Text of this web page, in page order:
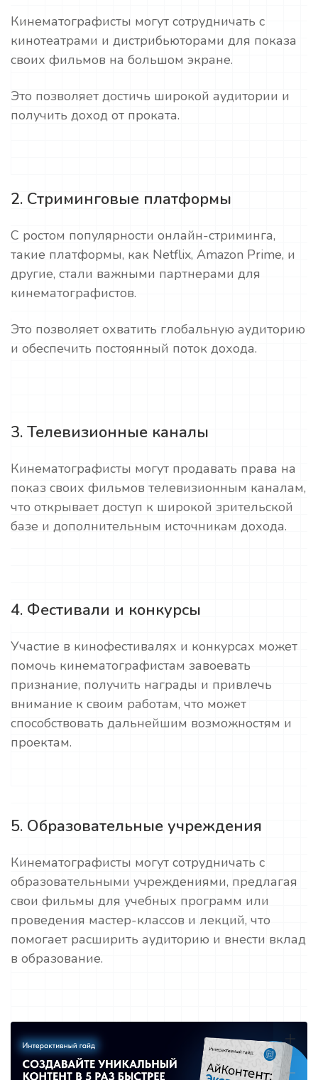
Кинематографисты могут сотрудничать с
кинотеатрами и дистрибьюторами для показа
своих фильмов на большом экране.
Это позволяет достичь широкой аудитории и
получить доход от проката.
2. Стриминговые платформы
С ростом популярности онлайн-стриминга,
такие платформы, как Netflix, Amazon Prime, и
другие, стали важными партнерами для
кинематографистов.
Это позволяет охватить глобальную аудиторию
и обеспечить постоянный поток дохода.
3. Телевизионные каналы
Кинематографисты могут продавать права на
показ своих фильмов телевизионным каналам,
что открывает доступ к широкой зрительской
базе и дополнительным источникам дохода.
4. Фестивали и конкурсы
Участие в кинофестивалях и конкурсах может
помочь кинематографистам завоевать
признание, получить награды и привлечь
внимание к своим работам, что может
способствовать дальнейшим возможностям и
проектам.
5. Образовательные учреждения
Кинематографисты могут сотрудничать с
образовательными учреждениями, предлагая
свои фильмы для учебных программ или
проведения мастер-классов и лекций, что
помогает расширить аудиторию и внести вклад
в образование.